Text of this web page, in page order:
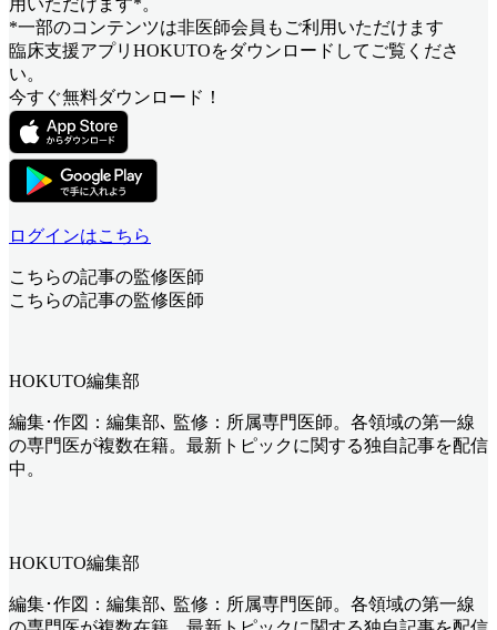
用いただけます*。
*一部のコンテンツは非医師会員もご利用いただけます
臨床支援アプリHOKUTOをダウンロードしてご覧くださ
い。
今すぐ無料ダウンロード！
ログインはこちら
こちらの記事の監修医師
こちらの記事の監修医師
HOKUTO編集部
編集･作図：編集部､ 監修：所属専門医師。各領域の第一線
の専門医が複数在籍。最新トピックに関する独自記事を配信
中。
HOKUTO編集部
編集･作図：編集部､ 監修：所属専門医師。各領域の第一線